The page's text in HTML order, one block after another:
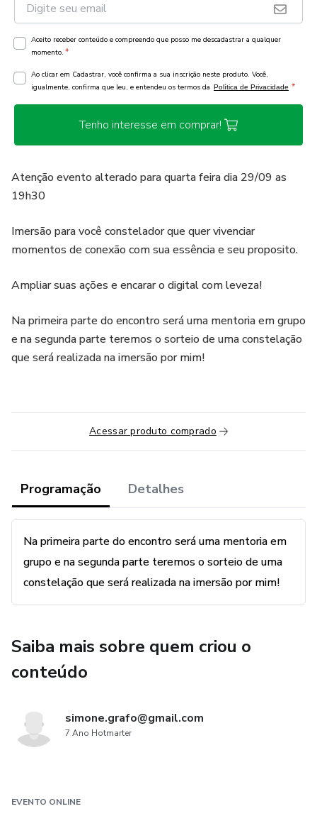
Aceito receber conteúdo e compreendo que posso me descadastrar a qualquer
momento. *
Ao clicar em Cadastrar, você confirma a sua inscrição neste produto. Você,
igualmente, confirma que leu, e entendeu os termos da Política de Privacidade *
Tenho interesse em comprar!
Atenção evento alterado para quarta feira dia 29/09 as
19h30
Imersão para você constelador que quer vivenciar
momentos de conexão com sua essência e seu proposito.
Ampliar suas ações e encarar o digital com leveza!
Na primeira parte do encontro será uma mentoria em grupo
e na segunda parte teremos o sorteio de uma constelação
que será realizada na imersão por mim!
Acessar produto comprado
Programação Detalhes
Na primeira parte do encontro será uma mentoria em
grupo e na segunda parte teremos o sorteio de uma
constelação que será realizada na imersão por mim!
Saiba mais sobre quem criou o
conteúdo
simone.grafo@gmail.com
7 Ano Hotmarter
EVENTO ONLINE